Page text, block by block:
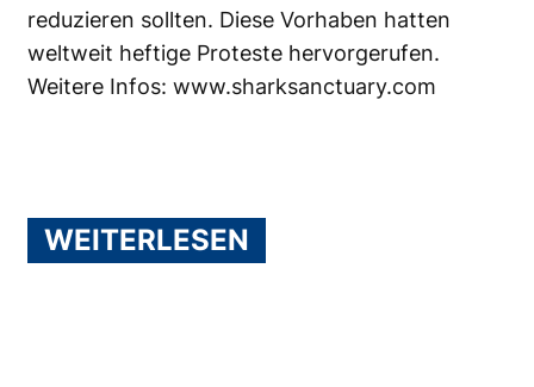
reduzieren sollten. Diese Vorhaben hatten
weltweit heftige Proteste hervorgerufen.
Weitere Infos: www.sharksanctuary.com
WEITERLESEN